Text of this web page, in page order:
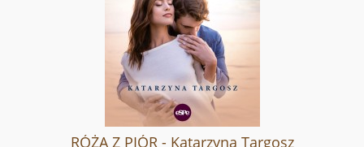
RÓŻA Z PIÓR - Katarzyna Targosz